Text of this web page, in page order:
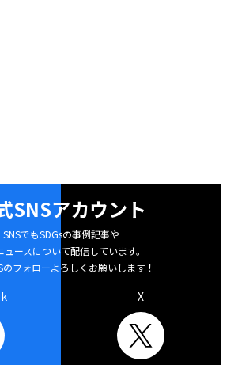
SNSアカウント
SNSでもSDGsの事例記事や
ュースについて配信しています。
のフォローよろしくお願いします！
X